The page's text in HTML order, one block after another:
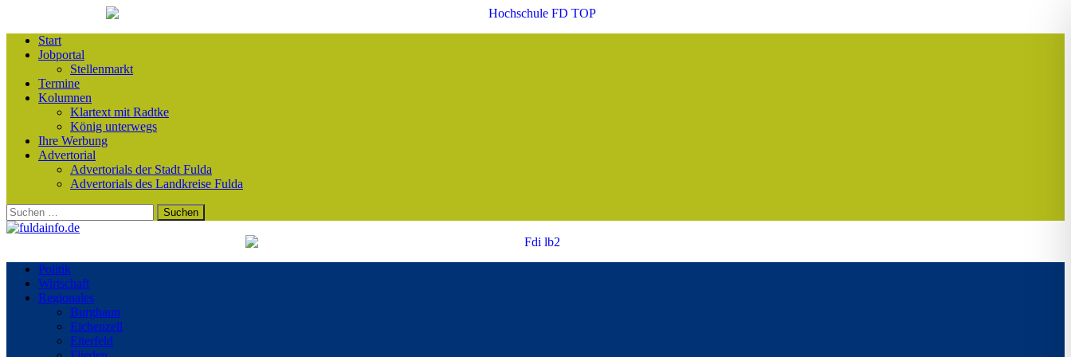
Start
Jobportal
Stellenmarkt
Termine
Kolumnen
Klartext mit Radtke
König unterwegs
Ihre Werbung
Advertorial
Advertorials der Stadt Fulda
Advertorials des Landkreise Fulda
Suchen
nach:
Politik
Wirtschaft
Regionales
Burghaun
Eichenzell
Eiterfeld